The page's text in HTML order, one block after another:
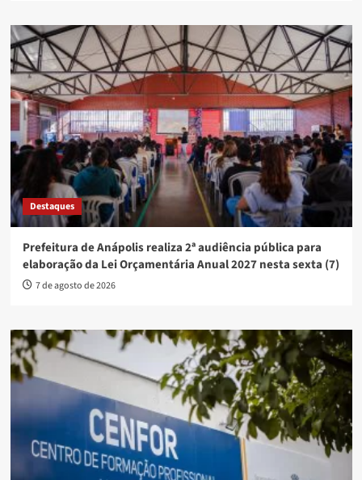
Destaques
Prefeitura de Anápolis realiza 2ª audiência pública para
elaboração da Lei Orçamentária Anual 2027 nesta sexta (7)
7 de agosto de 2026